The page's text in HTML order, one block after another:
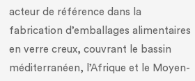
acteur de référence dans la
fabrication d’emballages alimentaires
en verre creux, couvrant le bassin
méditerranéen, l’Afrique et le Moyen-